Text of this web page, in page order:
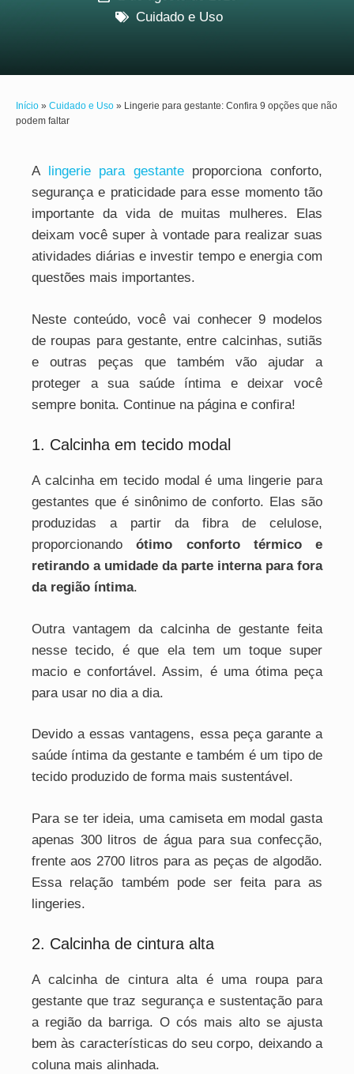
Cuidado e Uso
Início » Cuidado e Uso » Lingerie para gestante: Confira 9 opções que não
podem faltar
Alingerie para gestante proporciona conforto,
segurança e praticidade para esse momento tão
importante da vida de muitas mulheres. Elas
deixam você super à vontade para realizar suas
atividades diárias e investir tempo e energia com
questões mais importantes.
Neste conteúdo, você vai conhecer 9 modelos
de roupas para gestante, entre calcinhas, sutiãs
e outras peças que também vão ajudar a
proteger a sua saúde íntima e deixar você
sempre bonita. Continue na página e confira!
1. Calcinha em tecido modal
A calcinha em tecido modal é uma lingerie para
gestantes que é sinônimo de conforto. Elas são
produzidas a partir da fibra de celulose,
proporcionandoótimo conforto térmico e
retirando a umidade da parte interna para fora
da região íntima.
Outra vantagem da calcinha de gestante feita
nesse tecido, é que ela tem um toque super
macio e confortável. Assim, é uma ótima peça
para usar no dia a dia.
Devido a essas vantagens, essa peça garante a
saúde íntima da gestante e também é um tipo de
tecido produzido de forma mais sustentável.
Para se ter ideia, uma camiseta em modal gasta
apenas 300 litros de água para sua confecção,
frente aos 2700 litros para as peças de algodão.
Essa relação também pode ser feita para as
lingeries.
2. Calcinha de cintura alta
A calcinha de cintura alta é uma roupa para
gestante que traz segurança e sustentação para
a região da barriga. O cós mais alto se ajusta
bem às características do seu corpo, deixando a
coluna mais alinhada.